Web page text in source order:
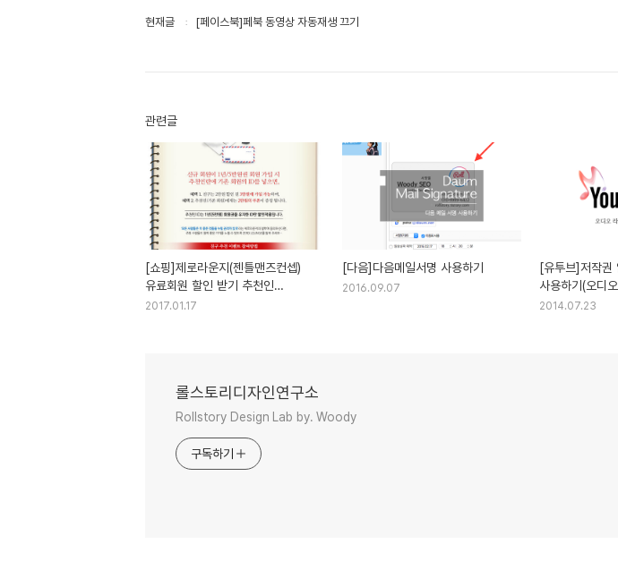
현재글 [페이스북]페북 동영상 자동재생 끄기
관련글
[쇼핑]제로라운지(젠틀맨즈컨셉)
유료회원 할인 받기 추천인
totoppy
2017.01.17
[다음]다음메일서명 사용하기
2016.09.07
[유투브]저작권
사용하기(오디
2014.07.23
롤스토리디자인연구소
Rollstory Design Lab by. Woody
구독하기